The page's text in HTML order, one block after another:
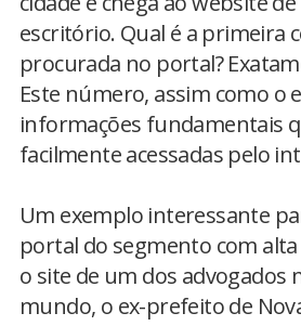
escritório. Qual é a primeira
procurada no portal?
Este número, assim como o
informações fundamentais
facilmente acessadas pelo
Um exemplo interessante
portal do segmento com
o site de um dos advogados
mundo, o ex-prefeito de